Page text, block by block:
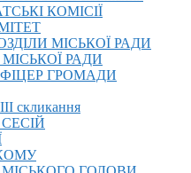
КОМІСІЇ
МІСЬКОЇ РАДИ
РАДИ
ГРОМАДИ
скликання